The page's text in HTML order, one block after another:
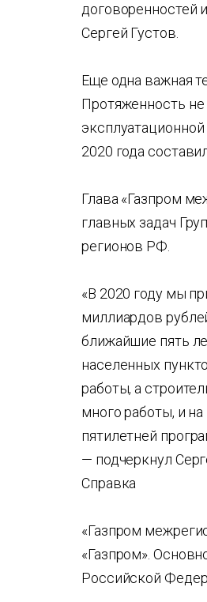
договоренностей
Сергей Густов.
Еще одна важная
Протяженность
2020 года
Глава «Газпром
главных задач
регионов РФ.
«В 2020 году мы
миллиардов
ближайшие пять
населенных
работы, а
много работы, и
пятилетней
— подчеркнул
Справка
«Газпром
«Газпром».
Российской